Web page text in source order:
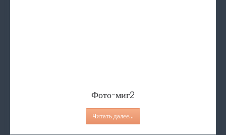
Фото-миг2
Читать далее...